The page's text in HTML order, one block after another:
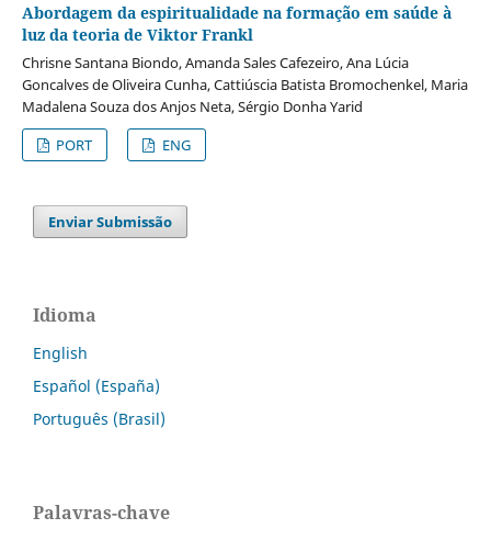
Abordagem da espiritualidade na formação em saúde à
luz da teoria de Viktor Frankl
Chrisne Santana Biondo, Amanda Sales Cafezeiro, Ana Lúcia
Goncalves de Oliveira Cunha, Cattiúscia Batista Bromochenkel, Maria
Madalena Souza dos Anjos Neta, Sérgio Donha Yarid
PORT
ENG
Enviar Submissão
Idioma
English
Español (España)
Português (Brasil)
Palavras-chave